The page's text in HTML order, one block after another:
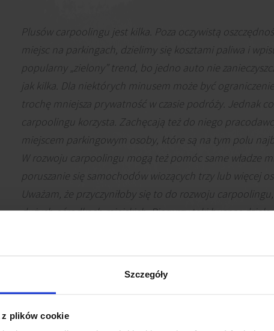
Szczegóły
plików cookie
Plusów carpoolingu jest kilka. Poza oczywistą
miejsc na parkingach, dzielimy się kosztami paliwa i
popularny „zielony” trend, bo jedno auto nie
jak kilka. Dla niektórych minusem może być
trochę mniejsza prywatność w czasie podróży. Jednak
carpoolingu korzysta. Zachęcają też do niego
miejscem parkingowym osoby, które są na tym polu
W rozwoju carpoolingu mogą też pomóc same władze
poruszanie się samochodów wiozących trzy lub więcej
Uważam, że przyczyniłoby się to do rozwoju
dużych ośrodkach miejskich. Pierwszy taki buspas